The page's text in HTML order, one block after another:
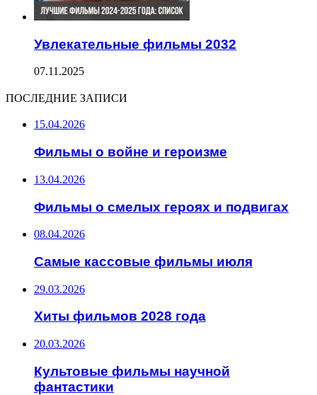
Увлекательные фильмы 2032
07.11.2025
ПОСЛЕДНИЕ ЗАПИСИ
15.04.2026
Фильмы о войне и героизме
13.04.2026
Фильмы о смелых героях и подвигах
08.04.2026
Самые кассовые фильмы июля
29.03.2026
Хиты фильмов 2028 года
20.03.2026
Культовые фильмы научной
фантастики